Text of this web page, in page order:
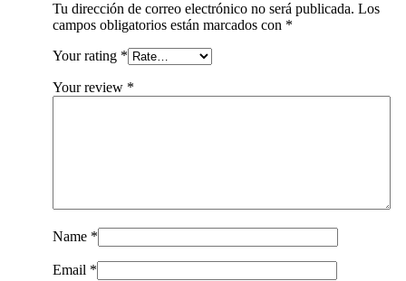
Tu dirección de correo electrónico no será publicada. Los
campos obligatorios están marcados con *
Your rating *
Your review *
Name *
Email *